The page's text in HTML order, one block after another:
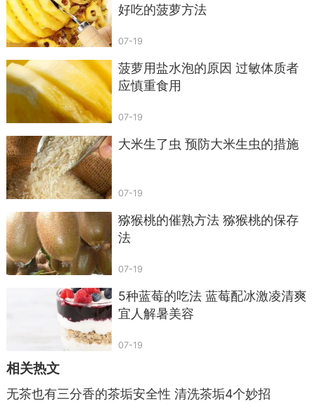
好吃的菠萝方法
07-19
菠萝用盐水泡的原因 过敏体质者
应慎重食用
07-19
大米生了虫 预防大米生虫的措施
07-19
猕猴桃的催熟方法 猕猴桃的保存
法
07-19
5种蓝莓的吃法 蓝莓配冰激凌清爽
宜人解暑美容
07-19
相关热文
无茶也有三分香的茶垢安全性 清洗茶垢4个妙招